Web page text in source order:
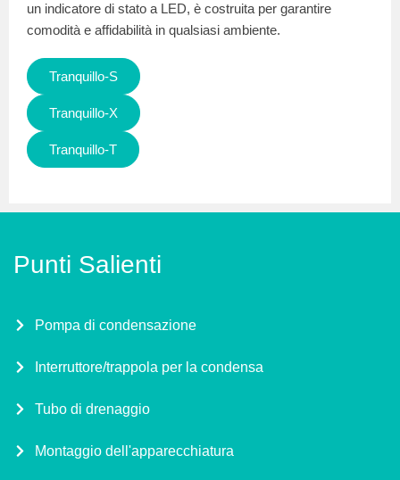
un indicatore di stato a LED, è costruita per garantire
comodità e affidabilità in qualsiasi ambiente.
Tranquillo-S
Tranquillo-X
Tranquillo-T
Punti Salienti
Pompa di condensazione
Interruttore/trappola per la condensa
Tubo di drenaggio
Montaggio dell'apparecchiatura